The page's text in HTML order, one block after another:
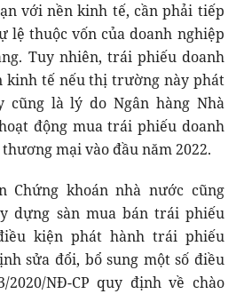
với nền kinh tế, cần phải tiếp
lệ thuộc vốn của doanh nghiệp
Tuy nhiên, trái phiếu doanh
kinh tế nếu thị trường này phát
cũng là lý do Ngân hàng Nhà
động mua trái phiếu doanh
mại vào đầu năm 2022.
Chứng khoán nhà nước cũng
dựng sàn mua bán trái phiếu
kiện phát hành trái phiếu
sửa đổi, bổ sung một số điều
2020/NĐ-CP quy định về chào